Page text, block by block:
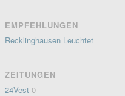
EMPFEHLUNGEN
Recklinghausen Leuchtet
ZEITUNGEN
24Vest 0